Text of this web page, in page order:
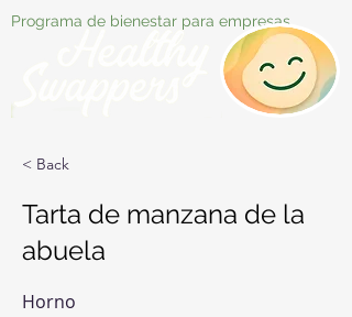
Programa de bienestar para empresas
< Back
Tarta de manzana de la
abuela
Horno